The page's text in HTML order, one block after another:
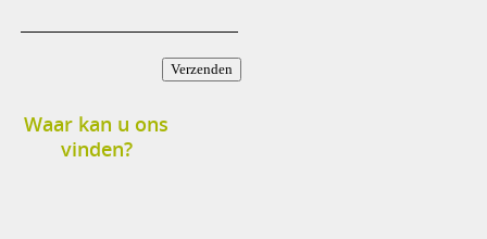
Waar kan u ons
vinden?